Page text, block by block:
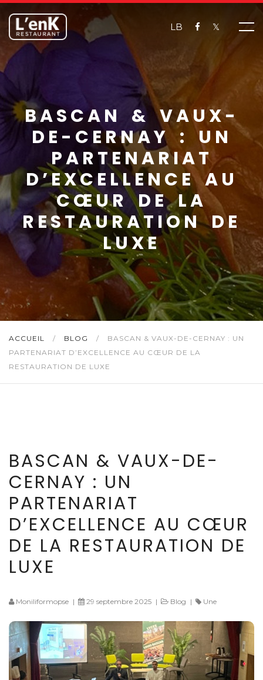
LB 𝕏
BASCAN & VAUX-
DE-CERNAY : UN
PARTENARIAT
D’EXCELLENCE AU
CŒUR DE LA
RESTAURATION DE
LUXE
ACCUEIL / BLOG /
BASCAN & VAUX-DE-CERNAY : UN
PARTENARIAT D’EXCELLENCE AU CŒUR DE LA
RESTAURATION DE LUXE
BASCAN & VAUX-DE-
CERNAY : UN
PARTENARIAT
D’EXCELLENCE AU CŒUR
DE LA RESTAURATION DE
LUXE
Moniliformopse | 29 septembre 2025 | Blog | Une